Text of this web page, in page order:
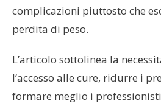
complicazioni piuttosto che
perdita di peso.
L’articolo sottolinea la
l’accesso alle cure, ridurre i
formare meglio i